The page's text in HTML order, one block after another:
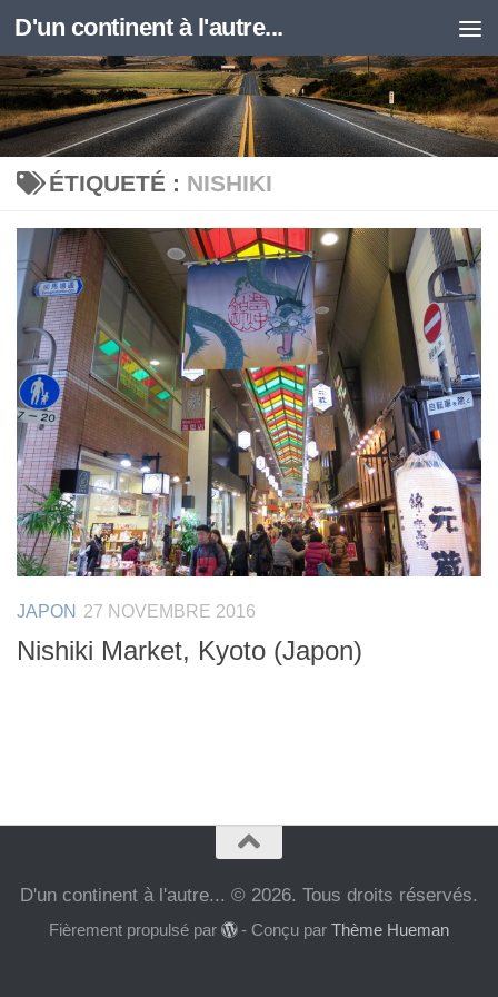
Skip to content
D'un continent à l'autre...
ÉTIQUETÉ : NISHIKI
JAPON 27 NOVEMBRE 2016
Nishiki Market, Kyoto (Japon)
D'un continent à l'autre... © 2026. Tous droits réservés.
Fièrement propulsé par - Conçu parThème Hueman